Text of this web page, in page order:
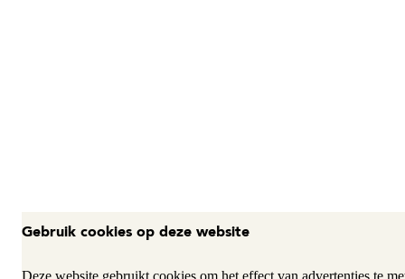
Gebruik cookies op deze website
Deze website gebruikt cookies om het effect van advertenties te